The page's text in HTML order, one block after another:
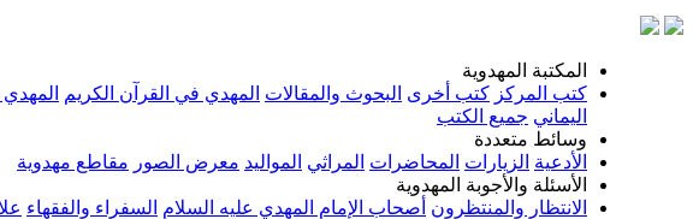
المكتبة المهدوية
كتب المركز كتب أخرى البحوث والمقالات المهدي في القرآن الكريم
اليماني جميع الكتب
وسائط متعددة
الأدعية الزيارات المحاضرات المراثي المواليد معرض الصور مقاطع مهدوية
الأسئلة والأجوبة المهدوية
الانتظار والمنتظرون أصحاب الإمام المهدي عليه السلام السفراء والفقهاء